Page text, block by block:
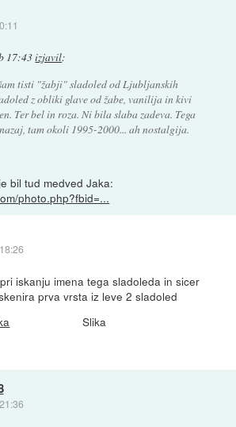
17:43izjavil:
tisti "žabji" sladoled od Ljubljanskih
z obliki glave od žabe, vanilija in kivi
Ter bel in roza. Ni bila slaba zadeva. Tega
tam okoli 1995-2000... ah nostalgija.
bil tud medved Jaka:
photo.php?fbid=...
iskanju imena tega sladoleda in sicer
prva vrsta iz leve 2 sladoled
Slika